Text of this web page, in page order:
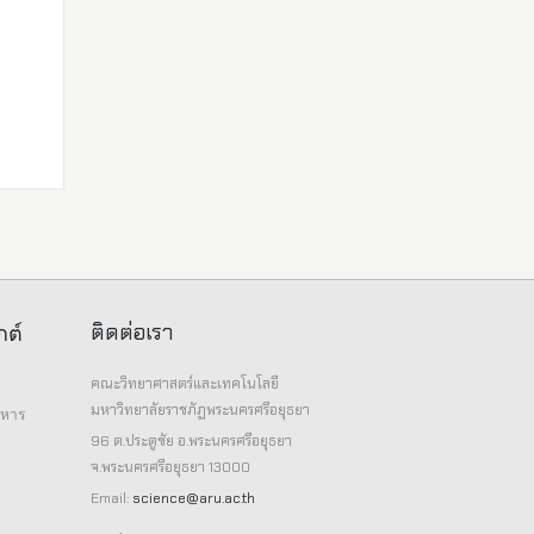
ต์
าร
ติดต่อเรา
คณะวิทยาศาสตร์และเทคโนโลยี
มหาวิทยาลัยราชภัฏพระนครศรีอยุธยา
96 ต.ประตูชัย อ.พระนครศรีอยุธยา
จ.พระนครศรีอยุธยา 13000
Email: science@aru.ac.th